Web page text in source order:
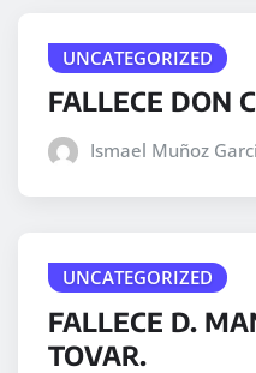
UNCATEGORIZED
FALLECE DON
Ismael Muñoz
UNCATEGORIZED
FALLECE D.
TOVAR.